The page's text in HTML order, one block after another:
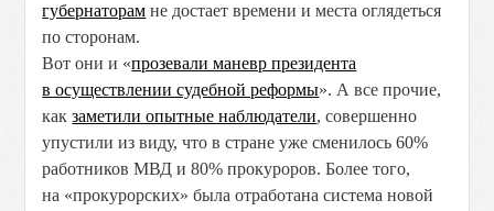
губернаторам не достает времени и места оглядеться
по сторонам.
Вот они и «прозевали маневр президента
в осуществлении судебной реформы». А все прочие,
какзаметили опытные наблюдатели, совершенно
упустили из виду, что в стране уже сменилось 60%
работников МВД и 80% прокуроров. Более того,
на «прокурорских» была отработана система новой